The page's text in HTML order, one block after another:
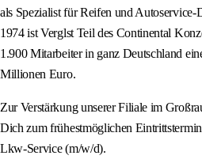
als Spezialist für Reifen und Autoservice-
1974 ist Verglst Teil des Continental
1.900 Mitarbeiter in ganz Deutschland
Millionen Euro.
Zur Verstärkung unserer Filiale im
Dich zum frühestmöglichen
Lkw-Service (m/w/d).